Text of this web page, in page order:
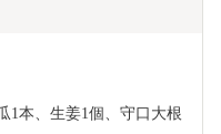
1本、生姜1個、守口大根